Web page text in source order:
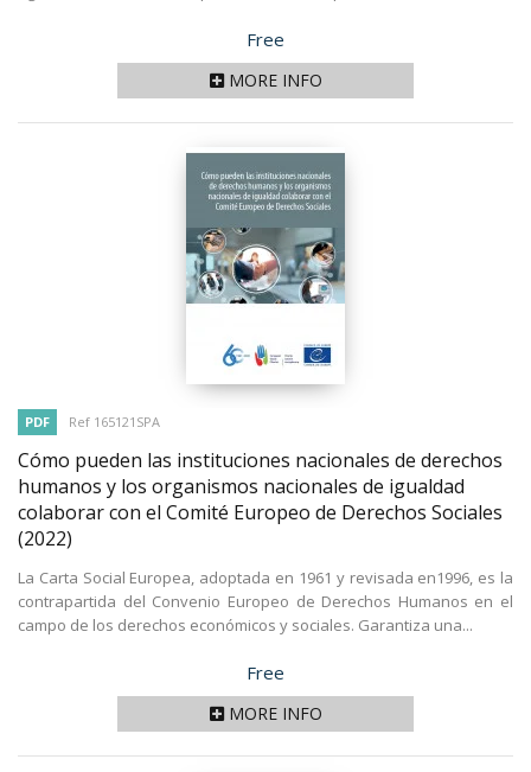
Price
Free
MORE INFO
PDF Ref 165121SPA
Cómo pueden las instituciones nacionales de derechos
humanos y los organismos nacionales de igualdad
colaborar con el Comité Europeo de Derechos Sociales
(2022)
La Carta Social Europea, adoptada en 1961 y revisada en1996, es la
contrapartida del Convenio Europeo de Derechos Humanos en el
campo de los derechos económicos y sociales. Garantiza una...
Price
Free
MORE INFO